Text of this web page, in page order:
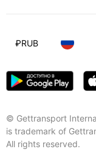
© Gettransport
is trademark of
All rights reserved.
₽RUB